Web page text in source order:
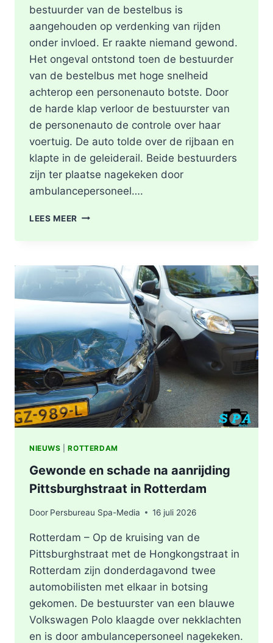
bestuurder van de bestelbus is
aangehouden op verdenking van rijden
onder invloed. Er raakte niemand gewond.
Het ongeval ontstond toen de bestuurder
van de bestelbus met hoge snelheid
achterop een personenauto botste. Door
de harde klap verloor de bestuurster van
de personenauto de controle over haar
voertuig. De auto tolde over de rijbaan en
klapte in de geleiderail. Beide bestuurders
zijn ter plaatse nagekeken door
ambulancepersoneel….
LEES MEER HOOFDRIJBAAN
AFGESLOTEN
NA
ZWAAR
ONGEVAL,
BESTUURDER
AANGEHOUDEN
NIEUWS |ROTTERDAM
Gewonde en schade na aanrijding
Pittsburghstraat in Rotterdam
Door Persbureau Spa-Media 16 juli 2026
Rotterdam – Op de kruising van de
Pittsburghstraat met de Hongkongstraat in
Rotterdam zijn donderdagavond twee
automobilisten met elkaar in botsing
gekomen. De bestuurster van een blauwe
Volkswagen Polo klaagde over nekklachten
en is door ambulancepersoneel nagekeken.